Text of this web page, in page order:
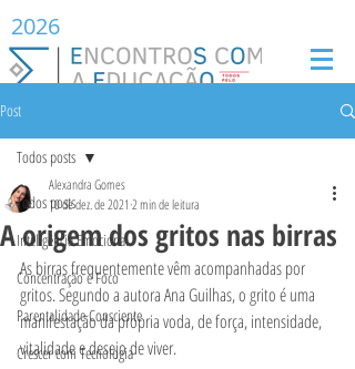
2026
Post
Todos posts
Inteligência Emocional
Concentração e Foco
Parentalidade Consciente
Crescer com Tecnologia
Todos posts
A origem dos gritos nas birras
Alexandra Gomes
10 de dez. de 2021 2 min de leitura
As birras frequentemente vêm acompanhadas por
gritos. Segundo a autora Ana Guilhas, o grito é uma
manifestação da própria voda, de força, intensidade,
vitalidade e desejo de viver.